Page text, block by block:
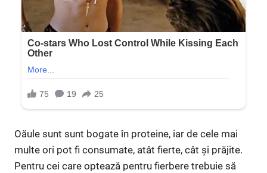
Oăule sunt sunt bogate în proteine, iar de cele mai
multe ori pot fi consumate, atât fierte, cât și prăjite.
Pentru cei care optează pentru fierbere trebuie să